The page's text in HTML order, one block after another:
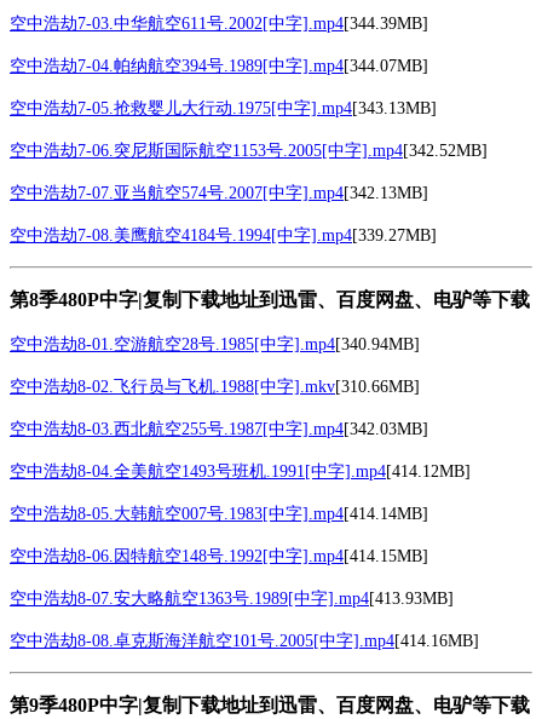
空中浩劫7-03.中华航空611号.2002[中字].mp4[344.39MB]
空中浩劫7-04.帕纳航空394号.1989[中字].mp4[344.07MB]
空中浩劫7-05.抢救婴儿大行动.1975[中字].mp4[343.13MB]
空中浩劫7-06.突尼斯国际航空1153号.2005[中字].mp4[342.52MB]
空中浩劫7-07.亚当航空574号.2007[中字].mp4[342.13MB]
空中浩劫7-08.美鹰航空4184号.1994[中字].mp4[339.27MB]
第8季480P中字|复制下载地址到迅雷、百度网盘、电驴等下载
空中浩劫8-01.空游航空28号.1985[中字].mp4[340.94MB]
空中浩劫8-02.飞行员与飞机.1988[中字].mkv[310.66MB]
空中浩劫8-03.西北航空255号.1987[中字].mp4[342.03MB]
空中浩劫8-04.全美航空1493号班机.1991[中字].mp4[414.12MB]
空中浩劫8-05.大韩航空007号.1983[中字].mp4[414.14MB]
空中浩劫8-06.因特航空148号.1992[中字].mp4[414.15MB]
空中浩劫8-07.安大略航空1363号.1989[中字].mp4[413.93MB]
空中浩劫8-08.卓克斯海洋航空101号.2005[中字].mp4[414.16MB]
第9季480P中字|复制下载地址到迅雷、百度网盘、电驴等下载